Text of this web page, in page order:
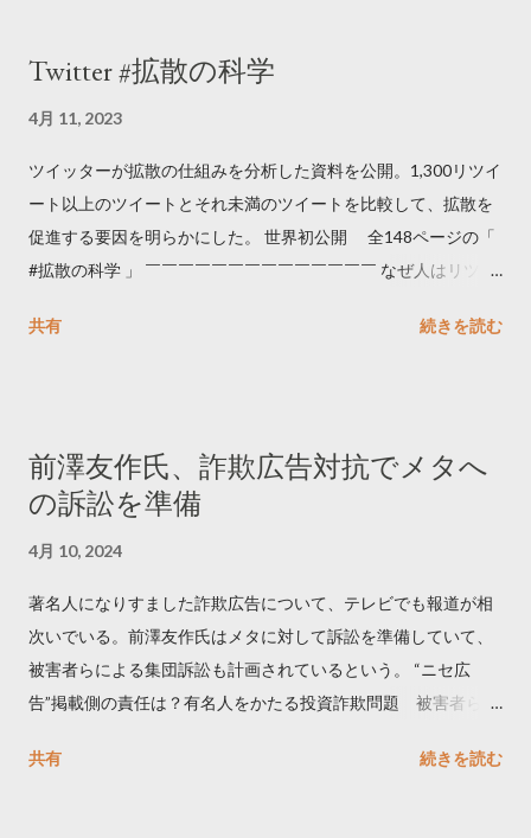
Twitter #拡散の科学
4月 11, 2023
ツイッターが拡散の仕組みを分析した資料を公開。1,300リツイ
ート以上のツイートとそれ未満のツイートを比較して、拡散を
促進する要因を明らかにした。 世界初公開 全148ページの「
#拡散の科学 」 ￣￣￣￣￣￣￣￣￣￣￣￣￣￣ なぜ人はリツイ
学しました。 ー バズの目安は1300リツイート ー 人は16の熱量
トするのか？ https://marketing.twitter.com/ja/insights/kakusan
共有 続きを読む
前澤友作氏、詐欺広告対抗でメタへ
の訴訟を準備
4月 10, 2024
著名人になりすました詐欺広告について、テレビでも報道が相
次いでいる。前澤友作氏はメタに対して訴訟を準備していて、
被害者らによる集団訴訟も計画されているという。 “ニセ広
告”掲載側の責任は？有名人をかたる投資詐欺問題 被害者らが
https://newsdig.tbs.co.jp/articles/-/1091835 なぜなくならな
共有 続きを読む